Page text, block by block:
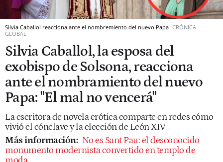
Silvia Caballol reacciona ante el nombremiento del nuevo Papa CRÓNICA
GLOBAL
Silvia Caballol, la esposa del
exobispo de Solsona, reacciona
ante el nombramiento del nuevo
Papa: "El mal no vencerá"
La escritora de novela erótica comparte en redes cómo
vivió el cónclave y la elección de León XIV
Más información: No es Sant Pau: el desconocido
monumento modernista convertido en templo de